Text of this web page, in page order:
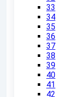
33
34
35
36
37
38
39
40
41
42